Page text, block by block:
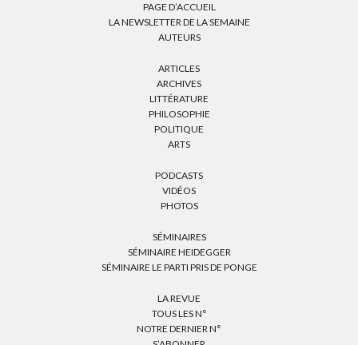
PAGE D’ACCUEIL
LA NEWSLETTER DE LA SEMAINE
AUTEURS
ARTICLES
ARCHIVES
LITTÉRATURE
PHILOSOPHIE
POLITIQUE
ARTS
PODCASTS
VIDÉOS
PHOTOS
SÉMINAIRES
SÉMINAIRE HEIDEGGER
SÉMINAIRE LE PARTI PRIS DE PONGE
LA REVUE
TOUS LES N°
NOTRE DERNIER N°